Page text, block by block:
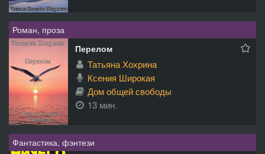
Роман, проза
Перелом
Татьяна Хохрина
Ксения Широкая
Дом общей свободы
13 мин.
Фантастика, фэнтези